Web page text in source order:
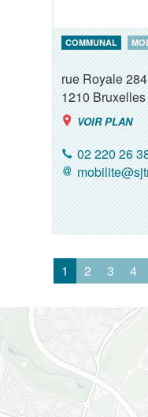
COMMUNAL
rue Royale 284
1210Bruxelles
VOIR PLAN
02 220 26
1 2 3 4